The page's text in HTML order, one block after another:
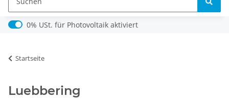
0% USt. für Photovoltaik (§ 12 Abs. 3 UStG)
0% USt. für Photovoltaik aktiviert
Startseite
Luebbering